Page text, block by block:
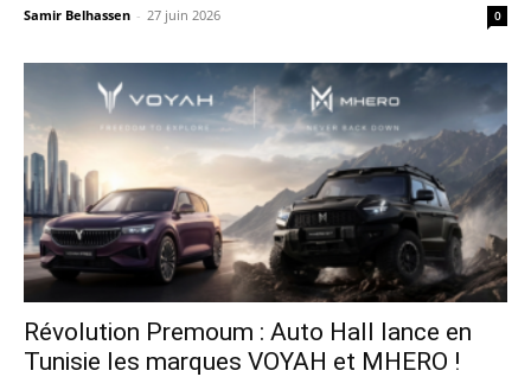
Samir Belhassen - 27 juin 2026 0
Révolution Premoum : Auto Hall lance en
Tunisie les marques VOYAH et MHERO !